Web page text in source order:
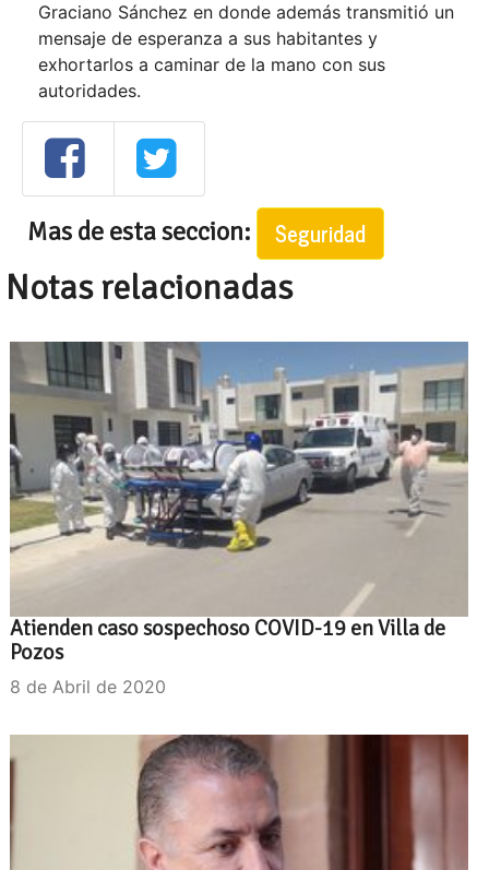
Graciano Sánchez en donde además transmitió un
mensaje de esperanza a sus habitantes y
exhortarlos a caminar de la mano con sus
autoridades.
Mas de esta seccion: Seguridad
Notas relacionadas
Atienden caso sospechoso COVID-19 en Villa de
Pozos
8 de Abril de 2020